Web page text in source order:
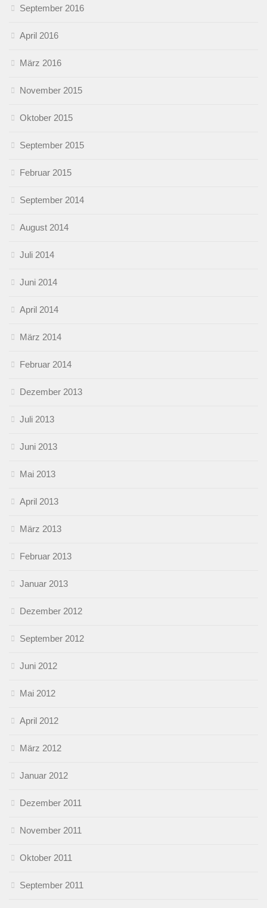
September 2016
April 2016
März 2016
November 2015
Oktober 2015
September 2015
Februar 2015
September 2014
August 2014
Juli 2014
Juni 2014
April 2014
März 2014
Februar 2014
Dezember 2013
Juli 2013
Juni 2013
Mai 2013
April 2013
März 2013
Februar 2013
Januar 2013
Dezember 2012
September 2012
Juni 2012
Mai 2012
April 2012
März 2012
Januar 2012
Dezember 2011
November 2011
Oktober 2011
September 2011